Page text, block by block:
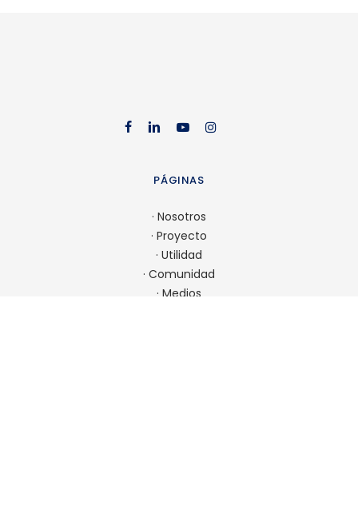
facebook
linkedin
youtube
PÁGINAS
· Nosotros
· Proyecto
· Utilidad
· Comunidad
· Medios